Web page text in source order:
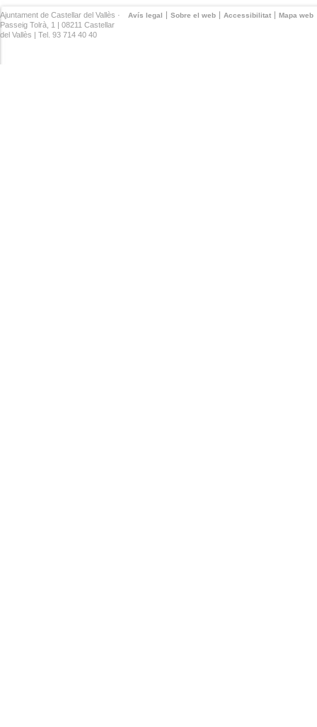
Avís legal Sobre el web Accessibilitat Mapa web
Ajuntament de Castellar del Vallès ·
Passeig Tolrà, 1 | 08211 Castellar
del Vallès | Tel. 93 714 40 40